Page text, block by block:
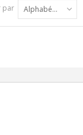
par Alphabétique : A à Z